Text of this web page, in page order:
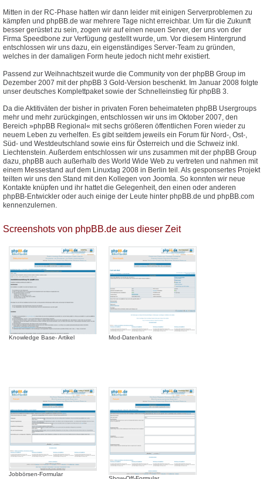
Mitten in der RC-Phase hatten wir dann leider mit einigen Serverproblemen zu
kämpfen und phpBB.de war mehrere Tage nicht erreichbar. Um für die Zukunft
besser gerüstet zu sein, zogen wir auf einen neuen Server, der uns von der
Firma Speedbone zur Verfügung gestellt wurde, um. Vor diesem Hintergrund
entschlossen wir uns dazu, ein eigenständiges Server-Team zu gründen,
welches in der damaligen Form heute jedoch nicht mehr existiert.
Passend zur Weihnachtszeit wurde die Community von der phpBB Group im
Dezember 2007 mit der phpBB 3 Gold-Version beschenkt. Im Januar 2008 folgte
unser deutsches Komplettpaket sowie der Schnelleinstieg für phpBB 3.
Da die Aktitiväten der bisher in privaten Foren beheimateten phpBB Usergroups
mehr und mehr zurückgingen, entschlossen wir uns im Oktober 2007, den
Bereich »phpBB Regional« mit sechs größeren öffentlichen Foren wieder zu
neuem Leben zu verhelfen. Es gibt seitdem jeweils ein Forum für Nord-, Ost-,
Süd- und Westdeutschland sowie eins für Österreich und die Schweiz inkl.
Liechtenstein. Außerdem entschlossen wir uns zusammen mit der phpBB Group
dazu, phpBB auch außerhalb des World Wide Web zu vertreten und nahmen mit
einem Messestand auf dem Linuxtag 2008 in Berlin teil. Als gesponsertes Projekt
teilten wir uns den Stand mit den Kollegen von Joomla. So konnten wir neue
Kontakte knüpfen und ihr hattet die Gelegenheit, den einen oder anderen
phpBB-Entwickler oder auch einige der Leute hinter phpBB.de und phpBB.com
kennenzulernen.
Screenshots von phpBB.de aus dieser Zeit
Knowledge Base- Artikel Mod-Datenbank
Jobbörsen-Formular